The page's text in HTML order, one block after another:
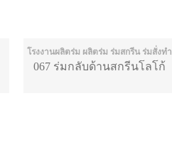
โรงงานผลิตร่ม ผลิตร่ม ร่มสกรีน ร่มสั่งทำ
067 ร่มกลับด้านสกรีนโลโก้